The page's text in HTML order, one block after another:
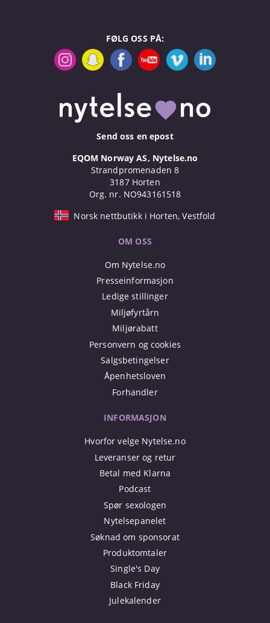
FØLG OSS PÅ:
Send oss en epost
EQOM Norway AS, Nytelse.no
Strandpromenaden 8
3187 Horten
Org. nr. NO943161518
Norsk nettbutikk i Horten, Vestfold
OM OSS
Om Nytelse.no
Presseinformasjon
Ledige stillinger
Miljøfyrtårn
Miljørabatt
Personvern og cookies
Salgsbetingelser
Åpenhetsloven
Forhandler
INFORMASJON
Hvorfor velge Nytelse.no
Leveranser og retur
Betal med Klarna
Podcast
Spør sexologen
Nytelsepanelet
Søknad om sponsorat
Produktomtaler
Single's Day
Black Friday
Julekalender